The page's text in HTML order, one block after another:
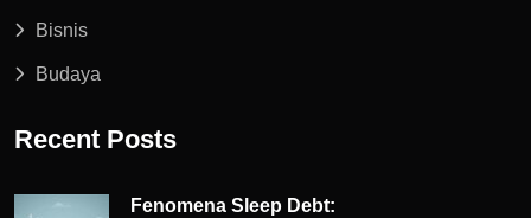
Bisnis
Budaya
Recent Posts
Fenomena Sleep Debt: